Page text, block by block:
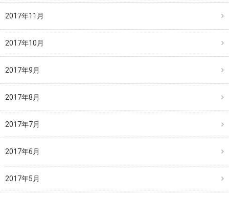
2017年11月
2017年10月
2017年9月
2017年8月
2017年7月
2017年6月
2017年5月